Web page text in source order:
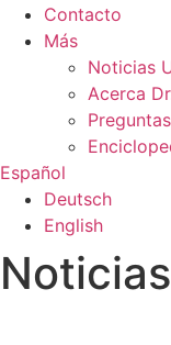
Contacto
Más
Noticias
Acerca
Español
Deutsch
English